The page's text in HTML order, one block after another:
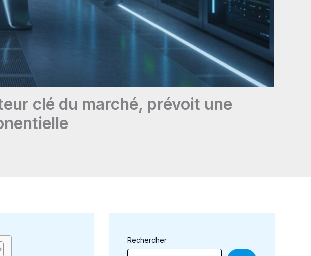
clé du marché, prévoit une
Rechercher